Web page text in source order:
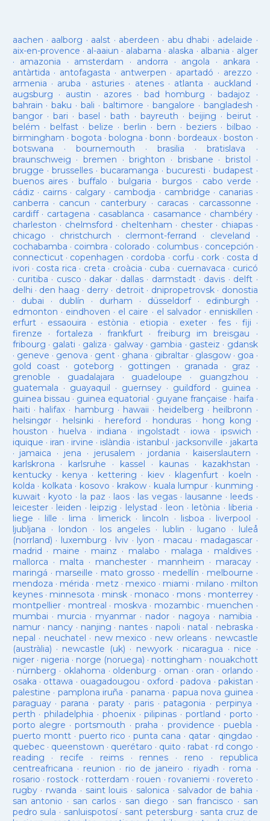
aachen · aalborg · aalst · aberdeen · abu dhabi · adelaide ·
aix-en-provence · al-aaiun · alabama · alaska · albania · alger
· amazonia · amsterdam · andorra · angola · ankara ·
antàrtida · antofagasta · antwerpen · apartadó · arezzo ·
armenia · aruba · asturies· atenes· atlanta · auckland ·
augsburg · austin · azores·bad homburg ·badajoz ·
bahrain ·baku · bali ·baltimore ·bangalore · bangladesh ·
bangor· bari ·basel ·bath · bayreuth ·beijing ·beirut ·
belém · belfast· belize · berlin ·bern ·beziers ·bilbao ·
birmingham · bogota · bologna ·bonn ·bordeaux ·boston ·
botswana · bournemouth ·brasilia ·bratislava ·
braunschweig · bremen ·brighton · brisbane · bristol ·
brugge · brusselles· bucaramanga · bucuresti · budapest·
buenos aires· buffalo · bulgaria · burgos· cabo verde ·
cádiz · cairns· calgary · cambodja · cambridge · canarias·
canberra · cancun · canterbury · caracas · carcassonne ·
cardiff· cartagena · casablanca · casamance · chambéry·
charleston · chelmsford · cheltenham · chester· chiapas ·
chicago · christchurch · clermont-ferrand · cleveland ·
cochabamba · coimbra · colorado · columbus· concepción ·
connecticut· copenhagen · cordoba · corfu · cork · costa d
ivori · costa rica · creta · croàcia · cuba · cuernavaca · curicó
· curitiba · cusco · dakar · dallas · darmstadt· davis · delft ·
delhi · den haag · derry· detroit· dnipropetrovsk· donostia
· dubai · dublín · durham · düsseldorf· edinburgh ·
edmonton · eindhoven · el caire · el salvador · enniskillen ·
erfurt· essaouira · estònia · etiopia · exeter· fes· fiji ·
firenze ·fortaleza · frankfurt· freiburg im breisgau ·
fribourg · galati · galiza · galway· gambia · gasteiz · gdansk
· geneve · genova · gent· ghana · gibraltar· glasgow· goa ·
gold coast · goteborg · gottingen · granada · graz ·
grenoble · guadalajara · guadeloupe · guangzhou ·
guatemala · guayaquil · guernsey· guildford · guinea ·
guinea bissau · guinea equatorial · guyane française · haifa ·
haiti · halifax · hamburg · hawaii · heidelberg · heilbronn ·
helsingør· helsinki · hereford · honduras· hong kong ·
houston · huelva · indiana · ingolstadt· iowa · ipswich ·
iquique · iran · irvine · islàndia · istanbul · jacksonville · jakarta
· jamaica · jena · jerusalem · jordania · kaiserslautern ·
karlskrona · karlsruhe · kassel · kaunas· kazakhstan ·
kentucky· kenya · kettering · kiev· klagenfurt · koeln ·
kolda · kolkata · kosovo · krakow· kuala lumpur · kunming ·
kuwait· kyoto · la paz · laos· las vegas· lausanne · leeds ·
leicester· leiden · leipzig · lelystad · leon · letònia · liberia ·
liege · lille · lima · limerick· lincoln · lisboa · liverpool ·
ljubljana · london · los angeles· lublin · lugano · luleå
(norrland) · luxemburg · lviv · lyon · macau · madagascar·
madrid · maine · mainz · malabo · malaga · maldives·
mallorca · malta · manchester· mannheim · maracay·
maringá · marseille · mato grosso · medellín · melbourne ·
mendoza · mérida · metz · mexico · miami · milano · milton
keynes· minnesota · minsk · monaco · mons · monterrey ·
montpellier· montreal · moskva · mozambic· muenchen ·
mumbai · murcia · myanmar· nador · nagoya · namibia ·
namur· nancy · nanjing · nantes · napoli · natal · nebraska ·
nepal · neuchatel · new mexico · new orleans· newcastle
(austràlia) · newcastle (uk) · newyork· nicaragua · nice ·
niger· nigeria · norge (noruega) · nottingham · nouakchott
· nürnberg · oklahoma · oldenburg · oman · oran · orlando ·
osaka · ottawa · ouagadougou · oxford ·padova ·pakistan ·
palestine · pamplona iruña · panama · papua nova guinea ·
paraguay· parana ·paraty · paris·patagonia · perpinya ·
perth ·philadelphia · phoenix·pilipinas ·portland · porto ·
porto alegre ·portsmouth ·praha · providence ·puebla ·
puerto montt· puerto rico ·punta cana · qatar · qingdao ·
quebec· queenstown · querétaro · quito · rabat · rd congo ·
reading · recife · reims· rennes · reno · republica
centreafricana · reunion · rio de janeiro · riyadh · roma ·
rosario · rostock · rotterdam · rouen · rovaniemi · rovereto ·
rugby· rwanda · saint louis · salonica · salvador de bahia ·
san antonio · san carlos· san diego · san francisco · san
pedro sula · sanluispotosí· sant petersburg · santa cruz de